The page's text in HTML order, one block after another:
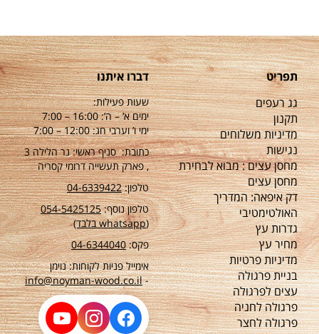
דברו איתנו
שעות פעילות:
ימים א’ – ה’: 16:00 – 7:00
ימי ו’ וערבי חג: 12:00 – 7:00
כתובת: סניף ראשי: נר הלילה 3
, פארק תעשייה דרומי קסריה
טלפון:04-6339422
טלפון נוסף:
054-5425125
(whatsapp בלבד)
פקס:04-6344040
אימייל פניות לקוחות: נוימן
-
info@noyman-wood.co.il
תפריט
גג רעפים
תקנון
מדיניות משלוחים
נגישות
מחסן עצים : מבוא לבחירת
מחסן עצים
דק איפאה: המדריך
האולטימטיבי
גדרות עץ
מחיר עץ
מדיניות פרטיות
בניית פרגולה
עצים לפרגולה
פרגולה לחניה
פרגולה לחצר